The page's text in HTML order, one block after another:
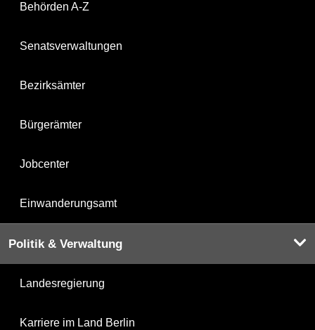
Behörden A-Z
Senatsverwaltungen
Bezirksämter
Bürgerämter
Jobcenter
Einwanderungsamt
Politik & Verwaltung
Landesregierung
Karriere im Land Berlin